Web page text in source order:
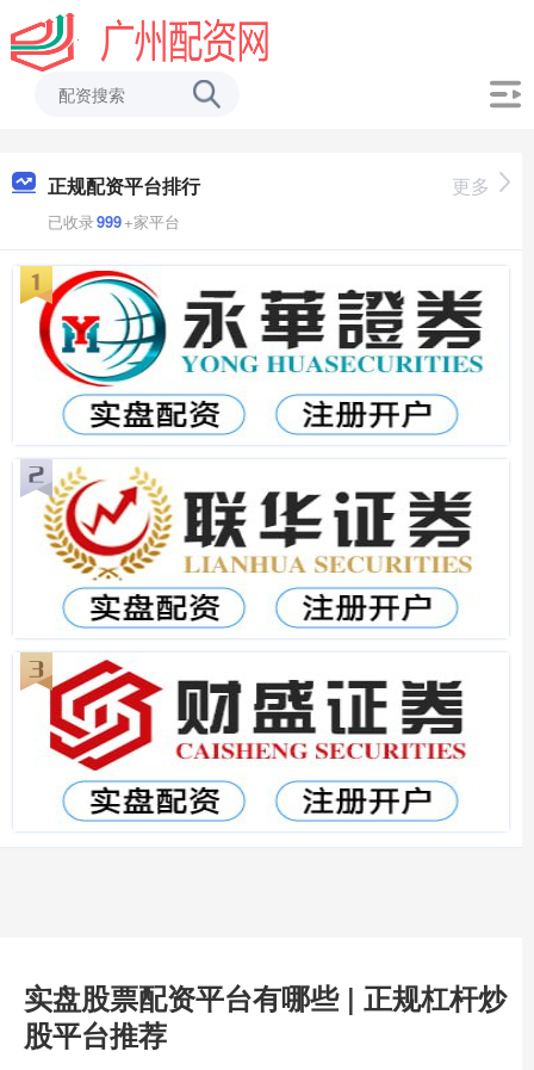
正规配资平台排行
已收录999+家平台
更多
实盘股票配资平台有哪些 | 正规杠杆炒
股平台推荐